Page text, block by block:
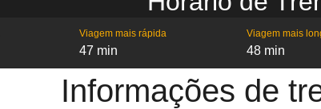
Viagem mais rápida
47 min
Viagem mais
48 min
Informações de